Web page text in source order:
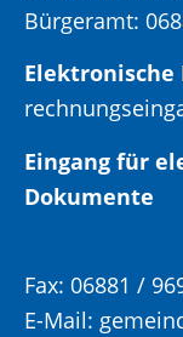
Bürgeramt:
Elektronische
Eingang für
Dokumente
Fax: 06881 /
E-Mail: